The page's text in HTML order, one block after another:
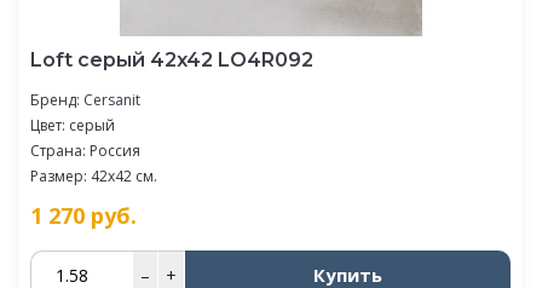
Loft серый 42x42 LO4R092
Бренд: Cersanit
Цвет: серый
Страна: Россия
Размер: 42x42 см.
1 270 руб.
– + Купить